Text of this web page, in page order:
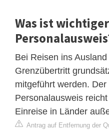
Was ist
Bei Reisen ins
Grenzübertritt
mitgeführt werden.
Personalausweis
Einreise in Länder
Antrag auf Entfernung der